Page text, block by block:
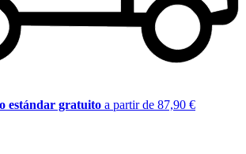
estándar gratuito a partir de 87,90 €